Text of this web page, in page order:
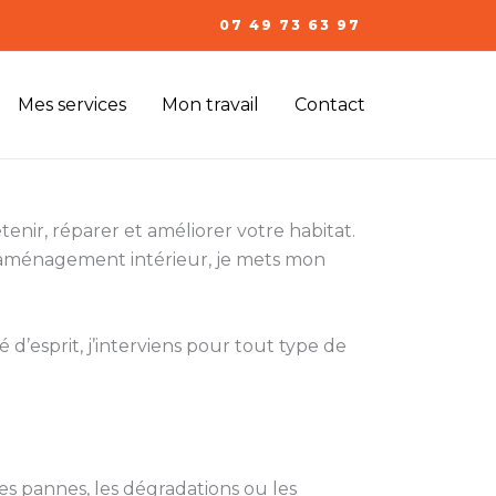
07 49 73 63 97
Mes services Mon travail Contact
réparer et améliorer votre habitat.
intérieur, je mets mon
j’interviens pour tout type de
pannes, les dégradations ou les